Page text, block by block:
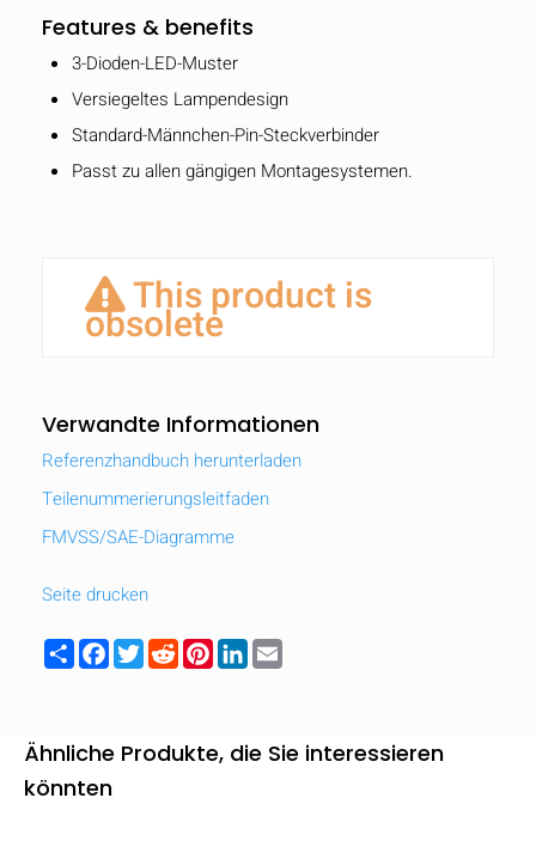
Features & benefits
3-Dioden-LED-Muster
Versiegeltes Lampendesign
Standard-Männchen-Pin-Steckverbinder
Passt zu allen gängigen Montagesystemen.
This product is
obsolete
Verwandte Informationen
Referenzhandbuch herunterladen
Teilenummerierungsleitfaden
FMVSS/SAE-Diagramme
Seite drucken
ShareFacebook
TwitterRedditPinterest
LinkedIn
Ähnliche Produkte, die Sie interessieren
könnten